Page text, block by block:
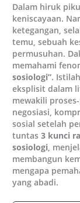
Dalam hiruk
keniscayaan.
ketegangan,
temu, sebuah
permusuhan.
memahami
sosiologi”.
eksplisit dalam
mewakili
negosiasi,
sosial setelah
tuntas3 kunci
sosiologi ,
membangun
mengapa
yang abadi.